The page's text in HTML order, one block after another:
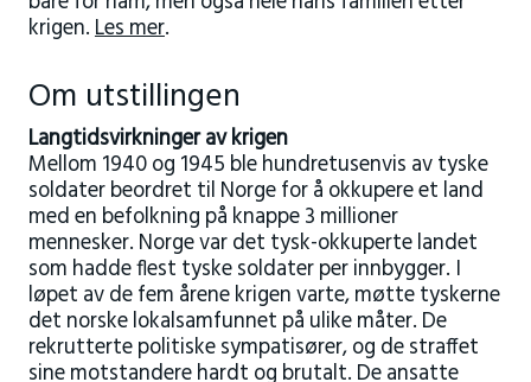
krigen.Les mer.
Om utstillingen
Langtidsvirkninger av krigen
Mellom 1940 og 1945 ble hundretusenvis av tyske
soldater beordret til Norge for å okkupere et land
med en befolkning på knappe 3 millioner
mennesker. Norge var det tysk-okkuperte landet
som hadde flest tyske soldater per innbygger. I
løpet av de fem årene krigen varte, møtte tyskerne
det norske lokalsamfunnet på ulike måter. De
rekrutterte politiske sympatisører, og de straffet
sine motstandere hardt og brutalt. De ansatte